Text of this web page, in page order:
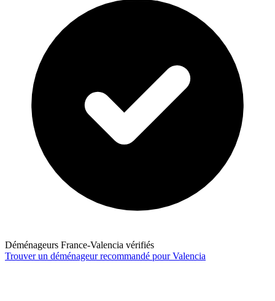
Déménageurs France-Valencia vérifiés
Trouver un déménageur recommandé pour Valencia